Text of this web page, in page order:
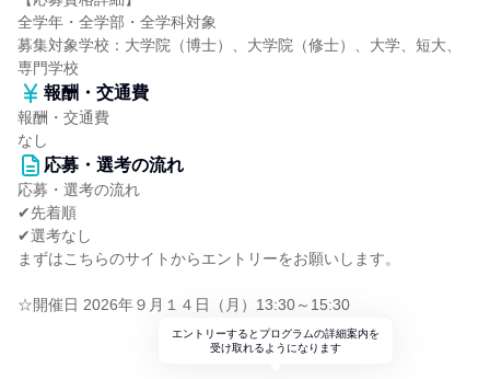
全学年・全学部・全学科対象
募集対象学校：大学院（博士）、大学院（修士）、大学、短大、
専門学校
報酬・交通費
報酬・交通費
なし
応募・選考の流れ
応募・選考の流れ
✔先着順
✔選考なし
まずはこちらのサイトからエントリーをお願いします。
☆開催日 2026年９月１４日（月）13:30～15:30
エントリーするとプログラムの詳細案内を
受け取れるようになります